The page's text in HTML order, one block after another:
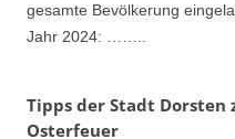
gesamte Bevölkerung
Jahr 2024: ……..
Tipps der Stadt Dorsten
Osterfeuer